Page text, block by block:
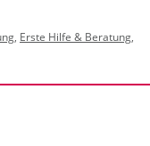
, Erste Hilfe & Beratung,